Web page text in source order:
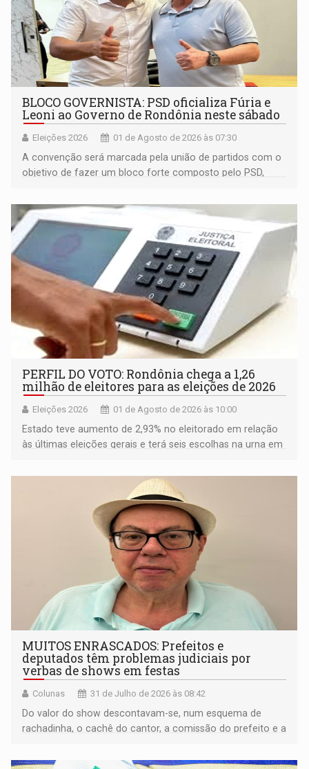
BLOCO GOVERNISTA: PSD oficializa Fúria e
Leoni ao Governo de Rondônia neste sábado
Eleições 2026 01 de Agosto de 2026 às 07:30
A convenção será marcada pela união de partidos com o
objetivo de fazer um bloco forte composto pelo PSD,
PERFIL DO VOTO: Rondônia chega a 1,26
milhão de eleitores para as eleições de 2026
Eleições 2026 01 de Agosto de 2026 às 10:00
Estado teve aumento de 2,93% no eleitorado em relação
às últimas eleições gerais e terá seis escolhas na urna em
MUITOS ENRASCADOS: Prefeitos e
deputados têm problemas judiciais por
verbas de shows em festas
Colunas 31 de Julho de 2026 às 08:42
Do valor do show descontavam-se, num esquema de
rachadinha, o cachê do cantor, a comissão do prefeito e a